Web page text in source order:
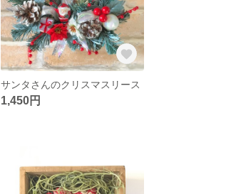
サンタさんのクリスマスリース
1,450円